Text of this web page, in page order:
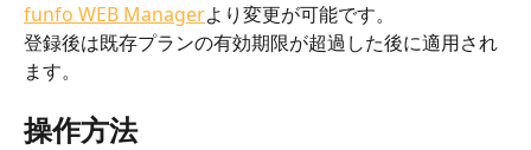
funfo WEB Managerより変更が可能です。
登録後は既存プランの有効期限が超過した後に適用され
ます。
操作方法